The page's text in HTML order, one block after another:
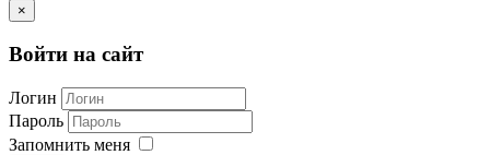
×
Войти на сайт
Логин
Пароль
Запомнить меня